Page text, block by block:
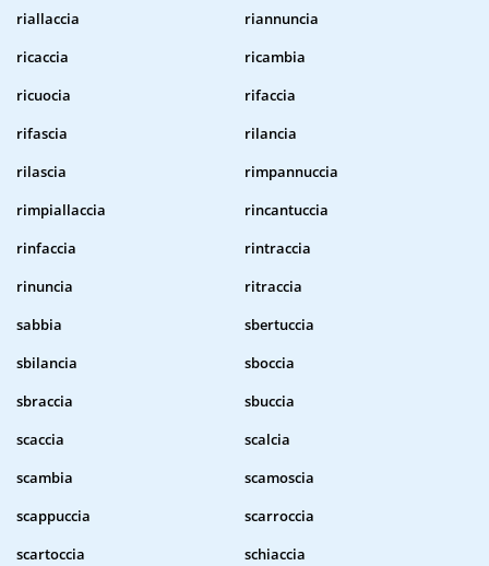
riallaccia
riannuncia
ricaccia
ricambia
ricuocia
rifaccia
rifascia
rilancia
rilascia
rimpannuccia
rimpiallaccia
rincantuccia
rinfaccia
rintraccia
rinuncia
ritraccia
sabbia
sbertuccia
sbilancia
sboccia
sbraccia
sbuccia
scaccia
scalcia
scambia
scamoscia
scappuccia
scarroccia
scartoccia
schiaccia